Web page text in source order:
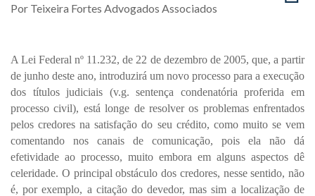
Por Teixeira Fortes Advogados Associados
A Lei Federal nº 11.232, de 22 de dezembro de 2005, que, a partir
de junho deste ano, introduzirá um novo processo para a execução
dos títulos judiciais (v.g. sentença condenatória proferida em
processo civil), está longe de resolver os problemas enfrentados
pelos credores na satisfação do seu crédito, como muito se vem
comentando nos canais de comunicação, pois ela não dá
efetividade ao processo, muito embora em alguns aspectos dê
celeridade. O principal obstáculo dos credores, nesse sentido, não
é, por exemplo, a citação do devedor, mas sim a localização de